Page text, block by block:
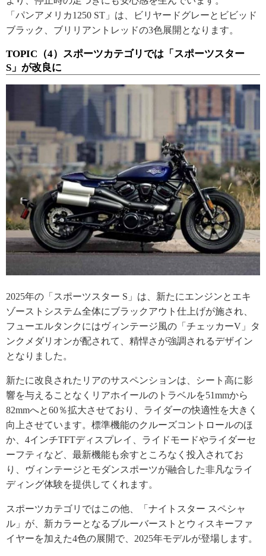
「パンアメリカ1250 ST」は、ビリヤードグレーとビビッド
ブラック、ブリリアントレッドの3色展開となります。
TOPIC（4）スポーツカテゴリでは「スポーツスター
S」が改良に
2025年の「スポーツスター S」は、新たにエンジンとエキ
ゾーストシステム全体にブラックアウト仕上げが施され、
フューエルタンクにはヴィンテージ風の「チェッカーV」タ
ンクメダリオンが配されて、精悍さが強調されるデザイン
となりました。
新たに改良されたリアのサスペンションは、シート高に影
響を与えることなくリアホイールのトラベルを51mmから
82mmへと60％拡大させており、ライダーの快適性を大きく
向上させています。標準機能のクルーズコントロールのほ
か、4インチTFTディスプレイ、ライドモードやライダーセ
ーフティなど、最新機能も余すところなく投入されてお
り、ヴィンテージとモダンスポーツが融合した非凡なライ
ディング体験を提供してくれます。
スポーツカテゴリではこの他、「ナイトスター スペシャ
ル」が、新カラーとなるブルーバーストとウィスキーファ
イヤーを加えた4色の展開で、2025年モデルが登場します。